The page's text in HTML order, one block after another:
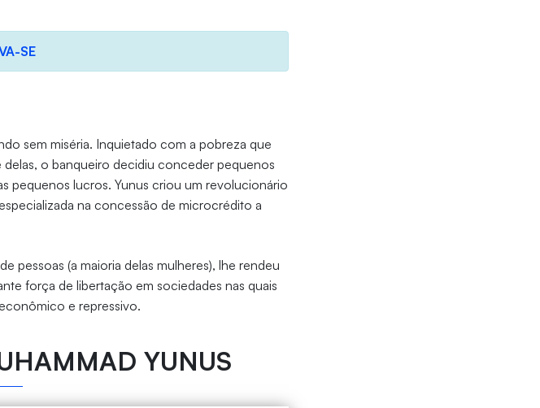
SE
sem miséria. Inquietado com a pobreza que
delas, o banqueiro decidiu conceder pequenos
pequenos lucros. Yunus criou um revolucionário
na concessão de microcrédito a
pessoas (a maioria delas mulheres), lhe rendeu
força de libertação em sociedades nas quais
e repressivo.
YUNUS